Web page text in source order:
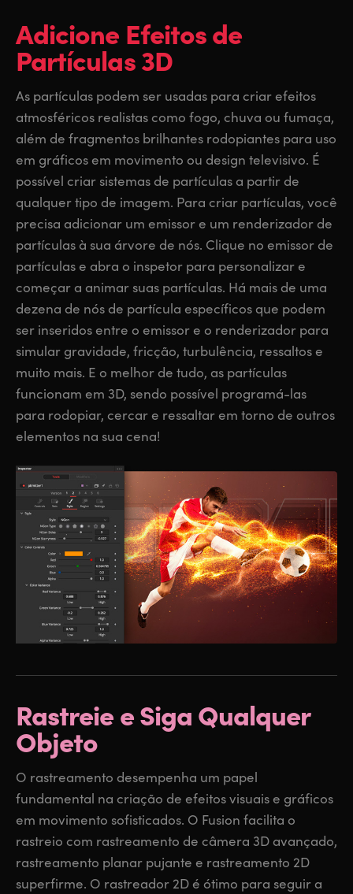
Adicione Efeitosde
Partículas 3D
As partículas podem ser usadas para criar efeitos
atmosféricos realistas como fogo, chuva ou fumaça,
além de fragmentos brilhantes rodopiantes para uso
em gráficos em movimento ou design televisivo. É
possível criar sistemas de partículas a partir de
qualquer tipo de imagem. Para criar partículas, você
precisa adicionar um emissor e um renderizador de
partículas à sua árvore de nós. Clique no emissor de
partículas e abra o inspetor para personalizar e
começar a animar suas partículas. Há mais de uma
dezena de nós de partícula específicos que podem
ser inseridos entre o emissor e o renderizador para
simular gravidade, fricção, turbulência, ressaltos e
muito mais. E o melhor de tudo, as partículas
funcionam em 3D, sendo possível programá-las
para rodopiar, cercar e ressaltar em torno de outros
elementos na sua cena!
Rastreie eSiga Qualquer
Objeto
O rastreamento desempenha um papel
fundamental na criação de efeitos visuais e gráficos
em movimento sofisticados. O Fusion facilita o
rastreio com rastreamento de câmera 3D avançado,
rastreamento planar pujante e rastreamento 2D
superfirme. O rastreador 2D é ótimo para seguir a